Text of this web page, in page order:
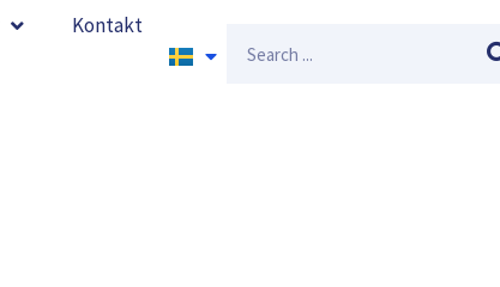
Kontakt